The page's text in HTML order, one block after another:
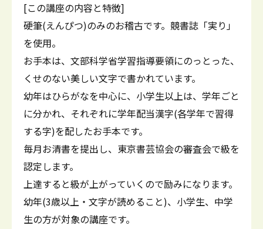
[この講座の内容と特徴]
硬筆(えんぴつ)のみのお稽古です。競書誌「実り」
を使用。
お手本は、文部科学省学習指導要領にのっとった、
くせのない美しい文字で書かれています。
幼年はひらがなを中心に、小学生以上は、学年ごと
に分かれ、それぞれに学年配当漢字(各学年で習得
する字)を配したお手本です。
毎月お清書を提出し、東京書芸協会の審査会で級を
認定します。
上達すると級が上がっていくので励みになります。
幼年(3歳以上・文字が読めること)、小学生、中学
生の方が対象の講座です。